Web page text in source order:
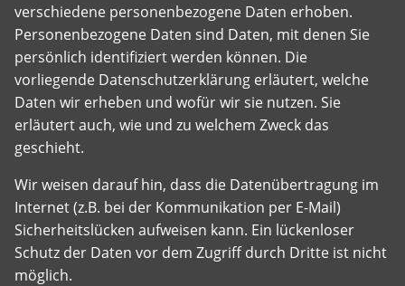
verschiedene personenbezogene Daten erhoben.
Personenbezogene Daten sind Daten, mit denen Sie
persönlich identifiziert werden können. Die
vorliegende Datenschutzerklärung erläutert, welche
Daten wir erheben und wofür wir sie nutzen. Sie
erläutert auch, wie und zu welchem Zweck das
geschieht.
Wir weisen darauf hin, dass die Datenübertragung im
Internet (z.B. bei der Kommunikation per E-Mail)
Sicherheitslücken aufweisen kann. Ein lückenloser
Schutz der Daten vor dem Zugriff durch Dritte ist nicht
möglich.